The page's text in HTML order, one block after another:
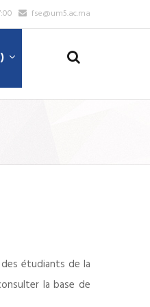
fse@um5.ac.ma
étudiants de la
la base de